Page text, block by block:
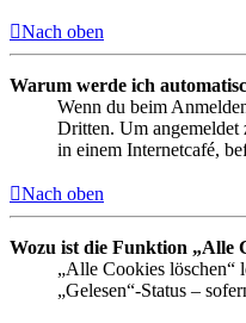
Nach oben
Warum werde ich
Wenn du beim
Dritten. Um angemeldet
in einem Internetcafé,
Nach oben
Wozu ist die Funktion „Alle
„Alle Cookies löschen“
„Gelesen“-Status –